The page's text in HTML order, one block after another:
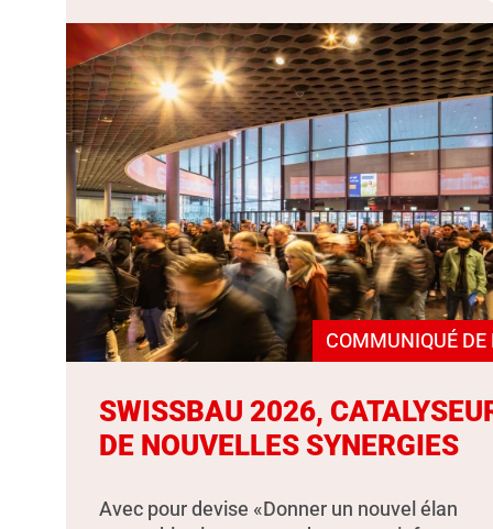
COMMUNIQUÉ DE
SWISSBAU 2026,
DE NOUVELLES SYNERGIES
Avec pour devise «Donner un nouvel élan